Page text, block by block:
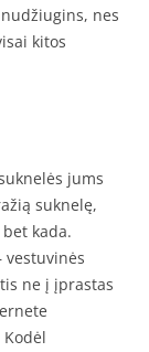
nes
kitos
jums
suknelę,
kada.
ne į įprastas